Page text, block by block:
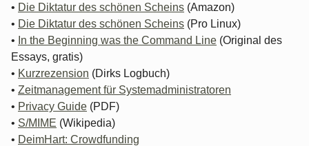
• Die Diktatur des schönen Scheins (Amazon)
• Die Diktatur des schönen Scheins (Pro Linux)
• In the Beginning was the Command Line (Original des
Essays, gratis)
• Kurzrezension (Dirks Logbuch)
• Zeitmanagement für Systemadministratoren
• Privacy Guide (PDF)
• S/MIME (Wikipedia)
• DeimHart: Crowdfunding